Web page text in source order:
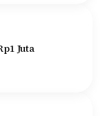
Juta